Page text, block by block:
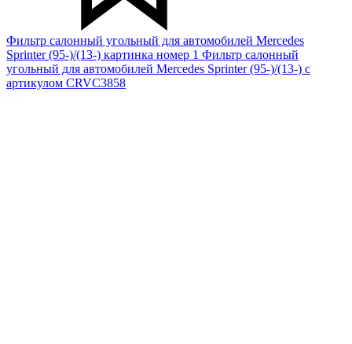
Фильтр салонный угольный для автомобилей Mercedes
Sprinter (95-)/(13-) картинка номер 1 Фильтр салонный
угольный для автомобилей Mercedes Sprinter (95-)/(13-) с
артикулом CRVC3858